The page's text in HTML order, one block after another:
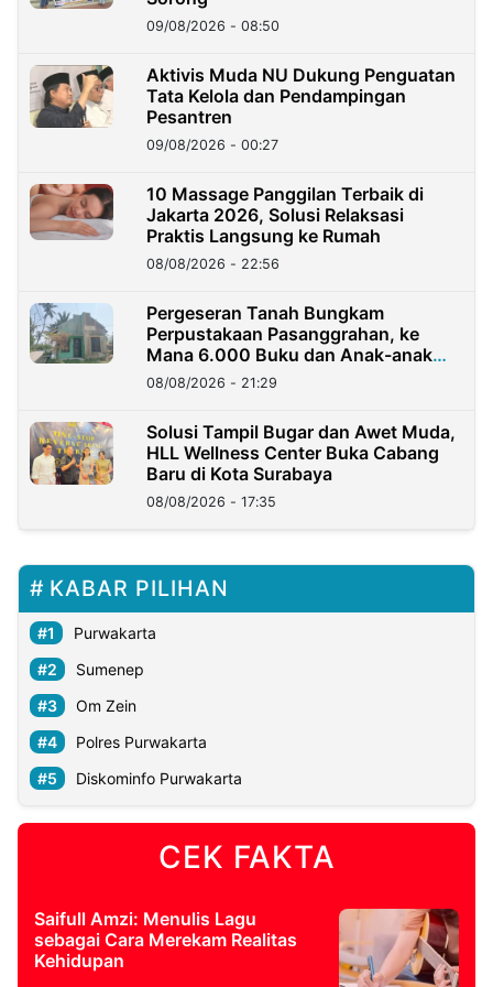
09/08/2026 - 08:50
Aktivis Muda NU Dukung Penguatan
Tata Kelola dan Pendampingan
Pesantren
09/08/2026 - 00:27
10 Massage Panggilan Terbaik di
Jakarta 2026, Solusi Relaksasi
Praktis Langsung ke Rumah
08/08/2026 - 22:56
Pergeseran Tanah Bungkam
Perpustakaan Pasanggrahan, ke
Mana 6.000 Buku dan Anak-anak
Kini?
08/08/2026 - 21:29
Solusi Tampil Bugar dan Awet Muda,
HLL Wellness Center Buka Cabang
Baru di Kota Surabaya
08/08/2026 - 17:35
KABAR PILIHAN
Purwakarta
Sumenep
Om Zein
Polres Purwakarta
Diskominfo Purwakarta
CEK FAKTA
Saifull Amzi: Menulis Lagu
sebagai Cara Merekam Realitas
Kehidupan